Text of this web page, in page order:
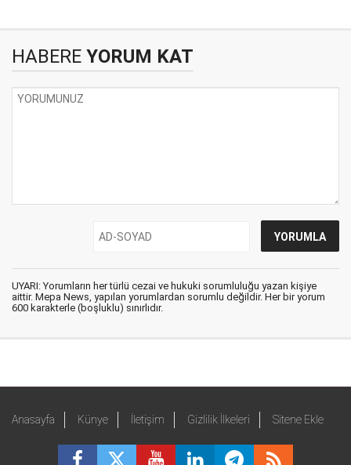
HABERE YORUM KAT
UYARI: Yorumların her türlü cezai ve hukuki sorumluluğu yazan kişiye
aittir. Mepa News, yapılan yorumlardan sorumlu değildir. Her bir yorum
600 karakterle (boşluklu) sınırlıdır.
Anasayfa Künye İletişim Gizlilik İlkeleri Sitene Ekle